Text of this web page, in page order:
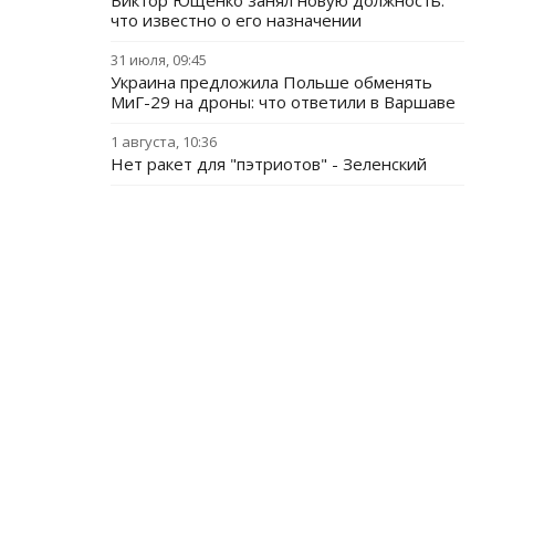
что известно о его назначении
31 июля, 09:45
Украина предложила Польше обменять
МиГ-29 на дроны: что ответили в Варшаве
1 августа, 10:36
Нет ракет для "пэтриотов" - Зеленский